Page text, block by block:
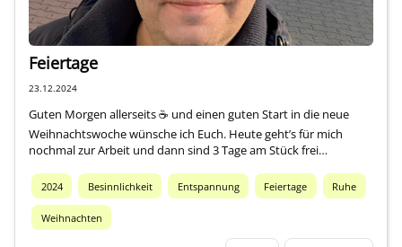
Feiertage
23.12.2024
Guten Morgen allerseits ☕ und einen guten Start in die neue
Weihnachtswoche wünsche ich Euch. Heute geht’s für mich
nochmal zur Arbeit und dann sind 3 Tage am Stück frei…
2024 Besinnlichkeit Entspannung Feiertage Ruhe
Weihnachten